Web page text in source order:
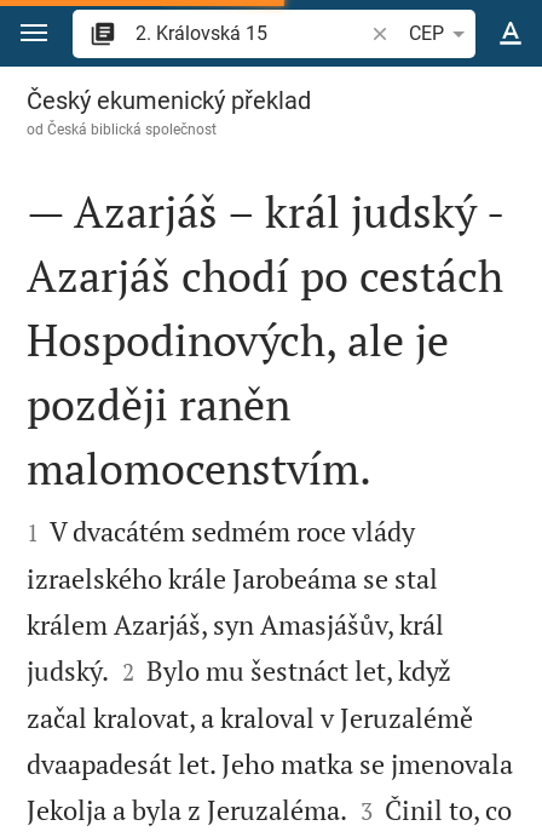
Přejít na obsah
Vyhledat biblický
CEP
2. Královská 15
Český ekumenický překlad
odČeská biblická společnost

— Azarjáš – král judský -
Azarjáš chodí po cestách
Hospodinových, ale je
později raněn
malomocenstvím.

1 V dvacátém sedmém roce vlády
izraelského krále Jarobeáma se stal
králem Azarjáš, syn Amasjášův, král
judský. 

2 Bylo mu šestnáct let, když
začal kralovat, a kraloval v Jeruzalémě
dvaapadesát let. Jeho matka se jmenovala
Jekolja a byla z Jeruzaléma. 

3 Činil to, co